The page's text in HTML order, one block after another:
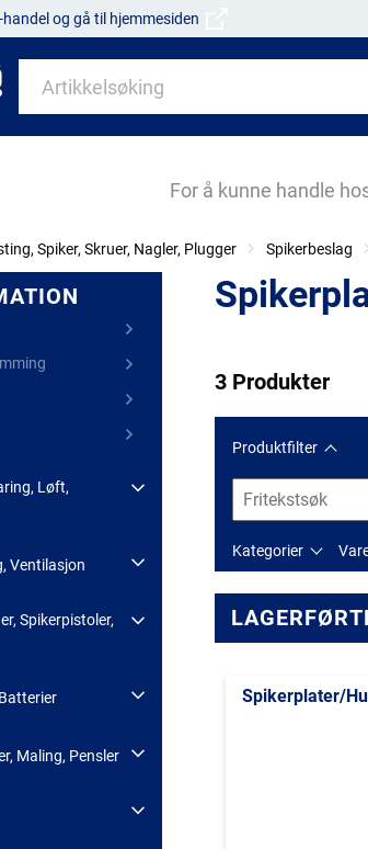
og gå til hjemmesiden
For å kunne handle
Spiker, Skruer, Nagler, Plugger Spikerbeslag
Løft,
Ventilasjon
Spikerpistoler,
Maling, Pensler
3 Produkter
Produktfilter
Kategorier
Spikerplater/